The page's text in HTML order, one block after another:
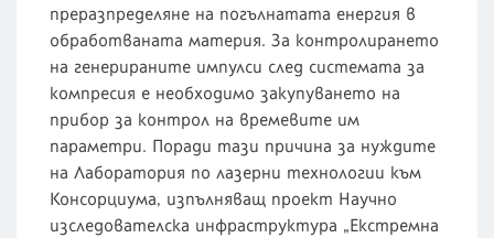
преразпределяне на погълнатата енергия в
обработваната материя. За контролирането
на генерираните импулси след системата за
компресия е необходимо закупуването на
прибор за контрол на времевите им
параметри. Поради тази причина за нуждите
на Лаборатория по лазерни технологии към
Консорциума, изпълняващ проект Научно
изследователска инфраструктура „Екстремна